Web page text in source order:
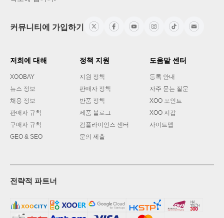
커뮤니티에 가입하기
저희에 대해
XOOBAY
뉴스 정보
채용 정보
판매자 규칙
구매자 규칙
GEO & SEO
정책 지원
지원 정책
판매자 정책
반품 정책
제품 블로그
컴플라이언스 센터
문의 제출
도움말 센터
등록 안내
자주 묻는 질문
XOO 포인트
XOO 지갑
사이트맵
전략적 파트너